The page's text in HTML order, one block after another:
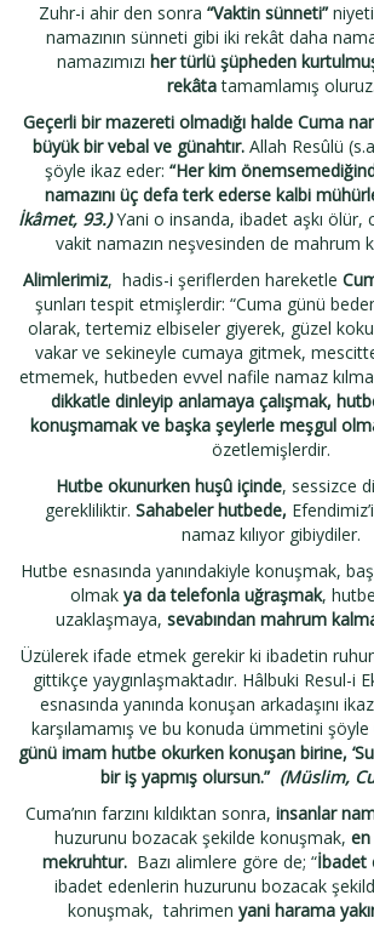
Zuhr-i ahir den sonra “Vaktin sünneti”niyeti
namazının sünneti gibi iki rekât daha
namazımızı her türlü şüpheden
rekâtatamamlamış oluruz.
Geçerli bir mazereti olmadığı halde Cuma
büyük bir vebal ve günahtır. Allah Resûlü
şöyle ikaz eder: “Her kim
namazını üç defa terk ederse kalbi
İkâmet, 93.)Yani o insanda, ibadet aşkı ölür,
vakit namazın neşvesinden de mahrum
Alimlerimiz, hadis-i şeriflerden hareketle
şunları tespit etmişlerdir: “Cuma günü
olarak, tertemiz elbiseler giyerek, güzel
vakar ve sekineyle cumaya gitmek,
etmemek, hutbeden evvel nafile namaz
dikkatle dinleyip anlamaya çalışmak,
konuşmamak ve başka şeylerle meşgul
özetlemişlerdir.
Hutbe okunurken huşû içinde, sessizce
gerekliliktir. Sahabeler hutbede,
namaz kılıyor gibiydiler.
Hutbe esnasında yanındakiyle konuşmak,
olmak ya da telefonla uğraşmak,
uzaklaşmaya, sevabından mahrum
Üzülerek ifade etmek gerekir ki ibadetin
gittikçe yaygınlaşmaktadır. Hâlbuki Resul-i
esnasında yanında konuşan arkadaşını
karşılamamış ve bu konuda ümmetini şöyle
günü imam hutbe okurken konuşan birine,
bir iş yapmış olursun.” (Müslim,
Cuma’nın farzını kıldıktan sonra, insanlar
huzurunu bozacak şekilde konuşmak,
mekruhtur.Bazı alimlere göre de; “İbadet
ibadet edenlerin huzurunu bozacak
konuşmak, tahrimen yani harama